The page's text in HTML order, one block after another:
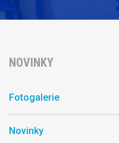
NOVINKY
Fotogalerie
Novinky